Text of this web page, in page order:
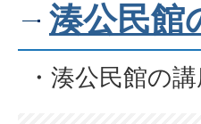
湊公民館
・湊公民館の